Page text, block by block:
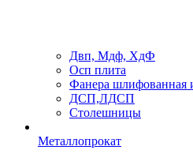
Двп, Мдф, ХдФ
Осп плита
Фанера шлифованная
ДСП,ЛДСП
Столешницы
Металлопрокат